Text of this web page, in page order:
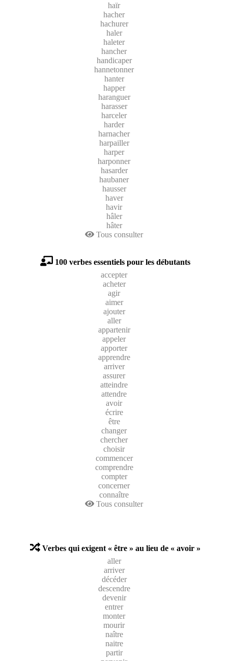
haïr
hacher
hachurer
haler
haleter
hancher
handicaper
hannetonner
hanter
happer
haranguer
harasser
harceler
harder
harnacher
harpailler
harper
harponner
hasarder
haubaner
hausser
haver
havir
hâler
hâter
Tous consulter
100 verbes essentiels pour les débutants
accepter
acheter
agir
aimer
ajouter
aller
appartenir
appeler
apporter
apprendre
arriver
assurer
atteindre
attendre
avoir
écrire
être
changer
chercher
choisir
commencer
comprendre
compter
concerner
connaître
Tous consulter
Verbes qui exigent « être » au lieu de « avoir »
aller
arriver
décéder
descendre
devenir
entrer
monter
mourir
naître
naitre
partir